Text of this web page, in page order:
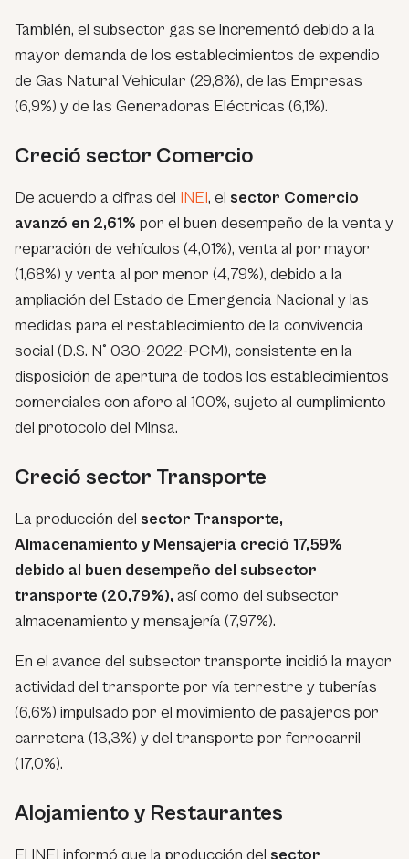
También, el subsector gas se incrementó debido a la
mayor demanda de los establecimientos de expendio
de Gas Natural Vehicular (29,8%), de las Empresas
(6,9%) y de las Generadoras Eléctricas (6,1%).
Creció sector Comercio
De acuerdo a cifras del INEI, el sector Comercio
avanzó en 2,61% por el buen desempeño de la venta y
reparación de vehículos (4,01%), venta al por mayor
(1,68%) y venta al por menor (4,79%), debido a la
ampliación del Estado de Emergencia Nacional y las
medidas para el restablecimiento de la convivencia
social (D.S. N° 030-2022-PCM), consistente en la
disposición de apertura de todos los establecimientos
comerciales con aforo al 100%, sujeto al cumplimiento
del protocolo del Minsa.
Creció sector Transporte
La producción del sector Transporte,
Almacenamiento y Mensajería creció 17,59%
debido al buen desempeño del subsector
transporte (20,79%), así como del subsector
almacenamiento y mensajería (7,97%).
En el avance del subsector transporte incidió la mayor
actividad del transporte por vía terrestre y tuberías
(6,6%) impulsado por el movimiento de pasajeros por
carretera (13,3%) y del transporte por ferrocarril
(17,0%).
Alojamiento y Restaurantes
El INEI informó que la producción del sector